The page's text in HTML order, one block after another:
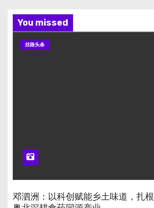
You missed
丝路头条
邓泗洲：以科创赋能乡土味道，扎根